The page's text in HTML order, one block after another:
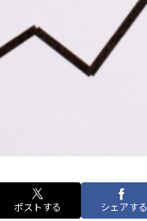
ポストする シェアする